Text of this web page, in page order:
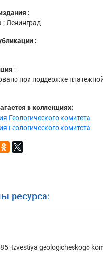
:
; Ленинград
:
:
при поддержке
в коллекциях:
Геологического комитета
Геологического комитета
ресурса:
geologicheskogo